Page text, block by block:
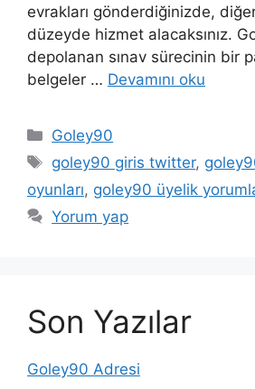
evrakları gönderdiğinizde,
düzeyde hizmet alacaksınız.
depolanan sınav sürecinin bir
belgeler … Devamını oku
Kategoriler
Goley90
Etiketler
goley90 giris twitter,
oyunları, goley90 üyelik
Yorum yap
Son Yazılar
Goley90 Adresi